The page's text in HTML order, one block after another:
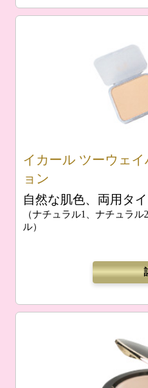
イカール ツーウェ
ョン
自然な肌色、両用タ
（ナチュラル1、ナチュラ
ル）